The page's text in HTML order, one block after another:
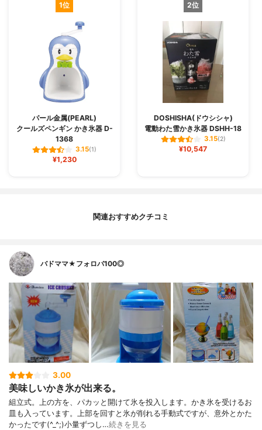
1位
パール金属(PEARL)
クールズペンギン かき氷器 D-
1368
3.15(1)
¥1,230
2位
DOSHISHA(ドウシシャ)
電動わた雪かき氷器 DSHH-18
3.15(2)
¥10,547
関連おすすめクチコミ
バドママ★フォロバ100◎
3.00
美味しいかき氷が出来る。
組立式。上の方を、パカッと開けて氷を投入します。かき氷を受けるお
皿も入っています。上部を回すと氷が削れる手動式ですが、意外とかた
かったです(^_^;)小量ずつし…続きを見る